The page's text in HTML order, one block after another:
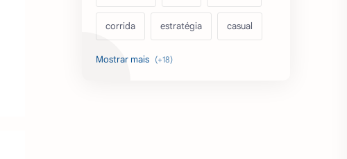
corrida estratégia casual
acarde esportes